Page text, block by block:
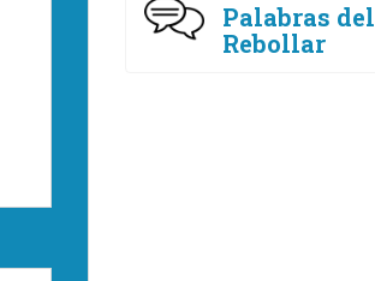
Palabras del
Rebollar